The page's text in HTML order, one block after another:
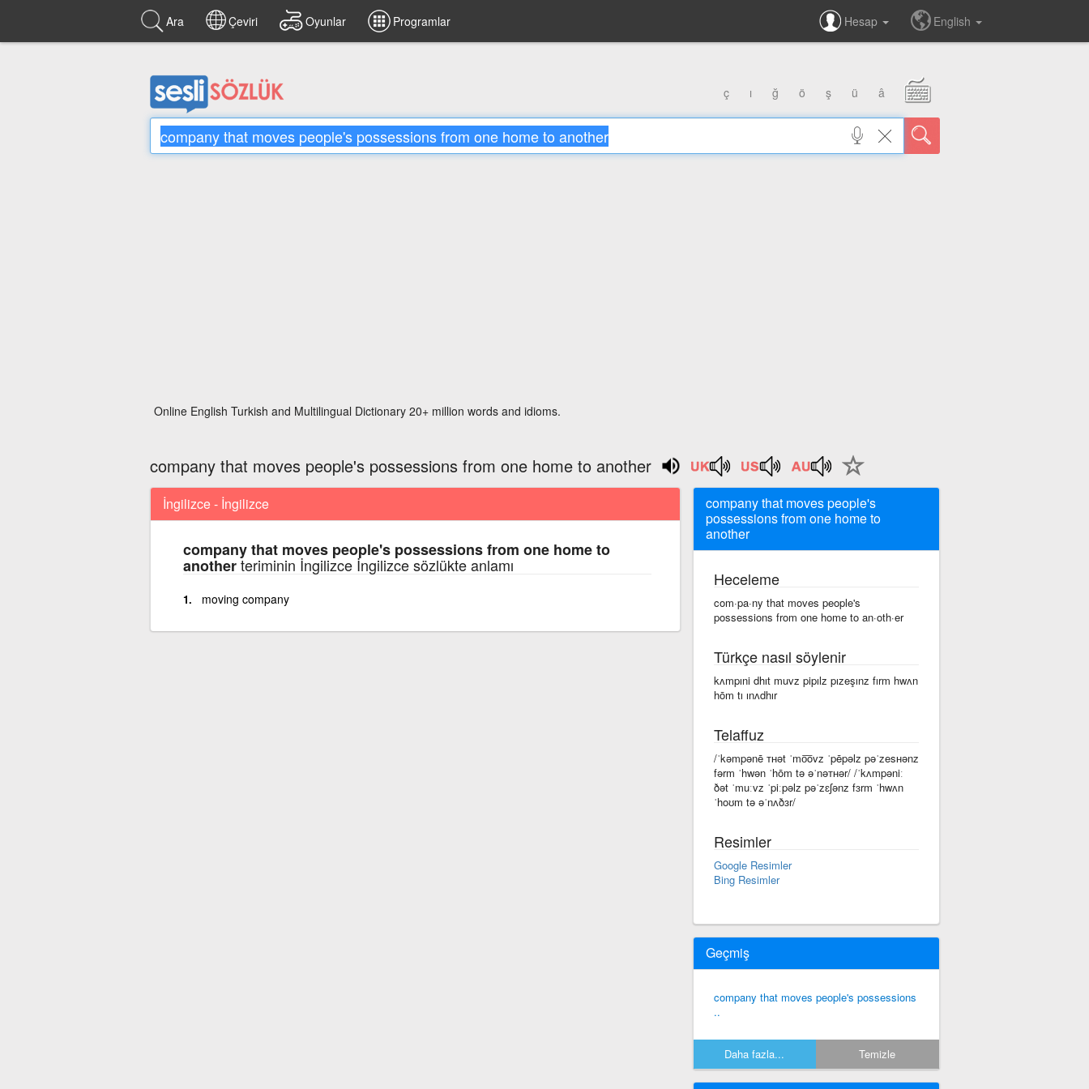
Ara Çeviri Oyunlar Programlar Hesap English
ç ı ğ ö ş ü â
Online English Turkish and Multilingual Dictionary 20+ million words and idioms.
company that moves people's possessions from one home to another
İngilizce - İngilizce
company that moves people's possessions from one home to
anotherteriminin İngilizce İngilizce sözlükte anlamı
moving company
company that moves people's
possessions from one home to
another
Heceleme
com·pa·ny that moves people's
possessions from one home to an·oth·er
Türkçe nasıl söylenir
kʌmpıni dhıt muvz pipılz pızeşınz fırm hwʌn
hōm tı ınʌdhır
Telaffuz
/ˈkəmpənē ᴛʜət ˈmo͞ovz ˈpēpəlz pəˈzesʜənz
fərm ˈhwən ˈhōm tə əˈnəᴛʜər/ /ˈkʌmpəniː
ðət ˈmuːvz ˈpiːpəlz pəˈzɛʃənz fɜrm ˈhwʌn
ˈhoʊm tə əˈnʌðɜr/
Resimler
Google Resimler
Bing Resimler
Geçmiş
company that moves people's possessions
..
Daha fazla... Temizle